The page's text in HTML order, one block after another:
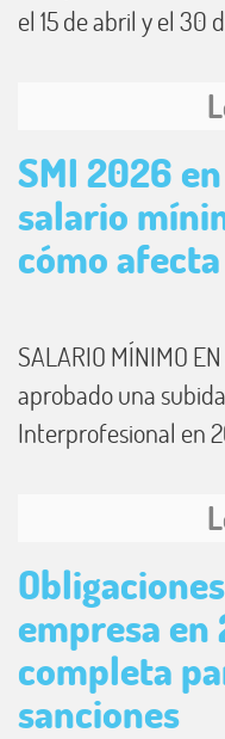
el 15 de abril y el 30
SMI 2026
salario
cómo
SALARIO MÍNIMO
aprobado una
Interprofesional en
empresa en
completa
sanciones